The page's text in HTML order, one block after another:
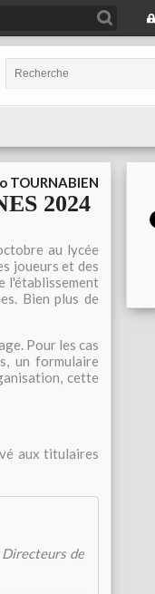
TOURNABIEN
2024
au lycée
joueurs et des
l'établissement
Bien plus de
Pour les cas
un formulaire
cette
aux titulaires
de